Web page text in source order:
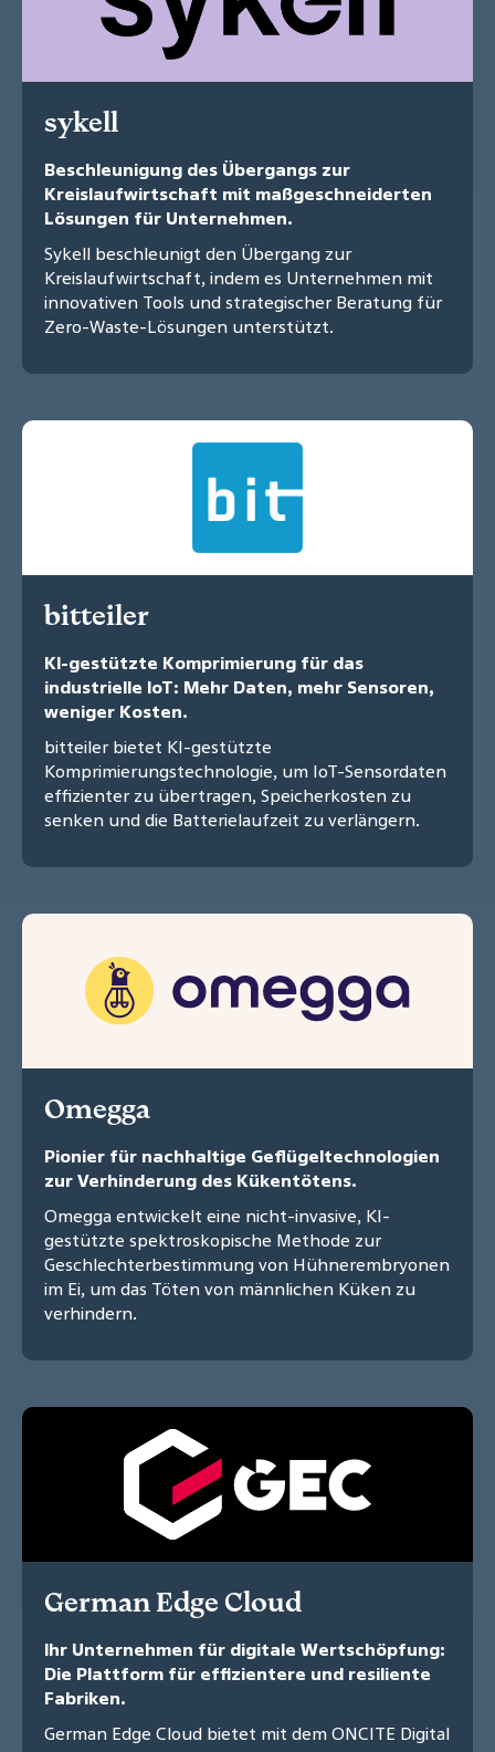
sykell
Beschleunigung des Übergangs zur
Kreislaufwirtschaft mit maßgeschneiderten
Lösungen für Unternehmen.
Sykell beschleunigt den Übergang zur
Kreislaufwirtschaft, indem es Unternehmen mit
innovativen Tools und strategischer Beratung für
Zero-Waste-Lösungen unterstützt.
bitteiler
KI-gestützte Komprimierung für das
industrielle IoT: Mehr Daten, mehr Sensoren,
weniger Kosten.
bitteiler bietet KI-gestützte
Komprimierungstechnologie, um IoT-Sensordaten
effizienter zu übertragen, Speicherkosten zu
senken und die Batterielaufzeit zu verlängern.
Omegga
Pionier für nachhaltige Geflügeltechnologien
zur Verhinderung des Kükentötens.
Omegga entwickelt eine nicht-invasive, KI-
gestützte spektroskopische Methode zur
Geschlechterbestimmung von Hühnerembryonen
im Ei, um das Töten von männlichen Küken zu
verhindern.
German Edge Cloud
Ihr Unternehmen für digitale Wertschöpfung:
Die Plattform für effizientere und resiliente
Fabriken.
German Edge Cloud bietet mit dem ONCITE Digital